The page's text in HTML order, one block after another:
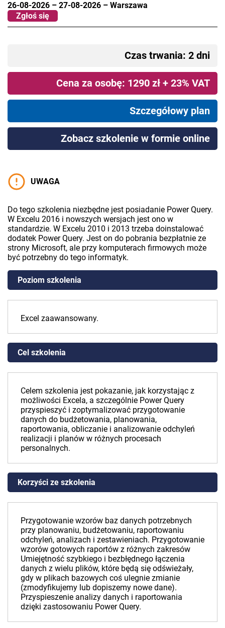
26-08-2026 – 27-08-2026 – Warszawa
Zgłoś się
Czas trwania: 2 dni
Cena za osobę: 1290 zł + 23% VAT
Szczegółowy plan
Zobacz szkolenie w formie online
UWAGA
Do tego szkolenia niezbędne jest posiadanie Power Query.
W Excelu 2016 i nowszych wersjach jest ono w
standardzie. W Excelu 2010 i 2013 trzeba doinstalować
dodatek Power Query. Jest on do pobrania bezpłatnie ze
strony Microsoft, ale przy komputerach firmowych może
być potrzebny do tego informatyk.
Poziom szkolenia
Excel zaawansowany.
Cel szkolenia
Celem szkolenia jest pokazanie, jak korzystając z
możliwości Excela, a szczególnie Power Query
przyspieszyć i zoptymalizować przygotowanie
danych do budżetowania, planowania,
raportowania, obliczanie i analizowanie odchyleń
realizacji i planów w różnych procesach
personalnych.
Korzyści ze szkolenia
Przygotowanie wzorów baz danych potrzebnych
przy planowaniu, budżetowaniu, raportowaniu
odchyleń, analizach i zestawieniach. Przygotowanie
wzorów gotowych raportów z różnych zakresów
Umiejętność szybkiego i bezbłędnego łączenia
danych z wielu plików, które będą się odświeżały,
gdy w plikach bazowych coś ulegnie zmianie
(zmodyfikujemy lub dopiszemy nowe dane).
Przyspieszenie analizy danych i raportowania
dzięki zastosowaniu Power Query.